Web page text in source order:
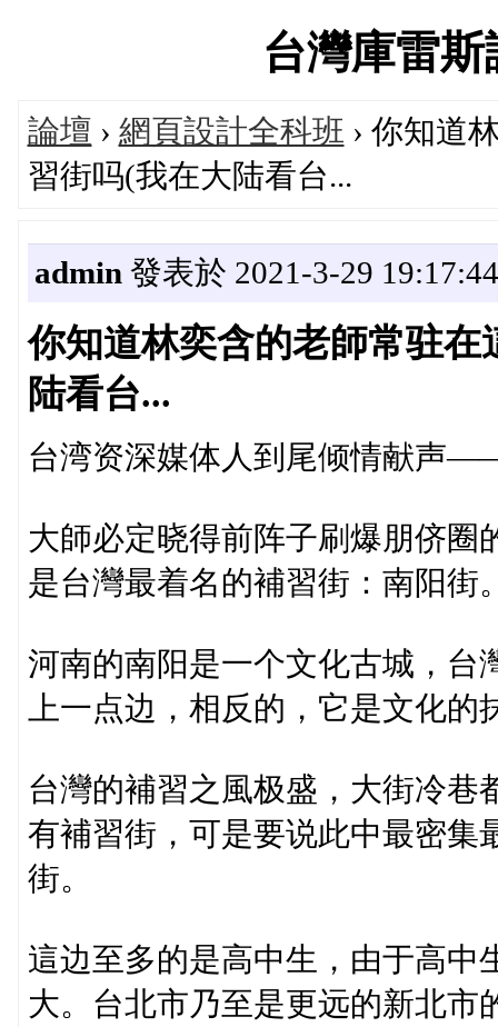
台灣庫雷
論壇 › 網頁設計全科班 › 你知道
習街吗(我在大陆看台...
admin 發表於 2021-3-29 19:17:44
你知道林奕含的老師常驻
陆看台...
台湾资深媒体人到尾倾情献声
大師必定晓得前阵子刷爆朋侪圈
是台灣最着名的補習街：南阳街
河南的南阳是一个文化古城，台
上一点边，相反的，它是文化
台灣的補習之風极盛，大街冷巷
有補習街，可是要说此中最密集
街。
這边至多的是高中生，由于高中
大。台北市乃至是更远的新北市